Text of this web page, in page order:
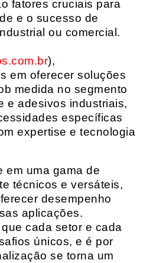
fatores cruciais para
e o sucesso de
ou comercial.
),
em oferecer soluções
medida no segmento
e adesivos industriais,
específicas
expertise e tecnologia
em uma gama de
técnicos e versáteis,
desempenho
aplicações.
cada setor e cada
únicos, e é por
se torna um